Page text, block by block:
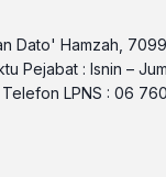
Dato' Hamzah,
Pejabat : Isnin –
Telefon LPNS : 06